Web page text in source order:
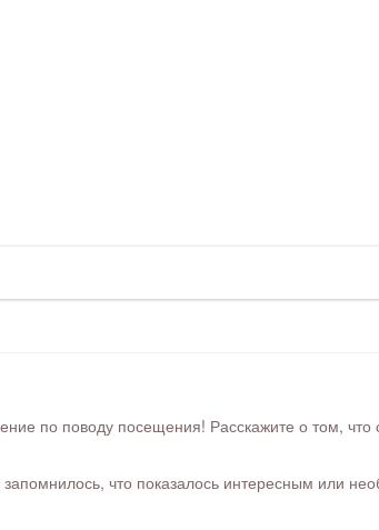
по поводу посещения! Расскажите о том, что
что показалось интересным или